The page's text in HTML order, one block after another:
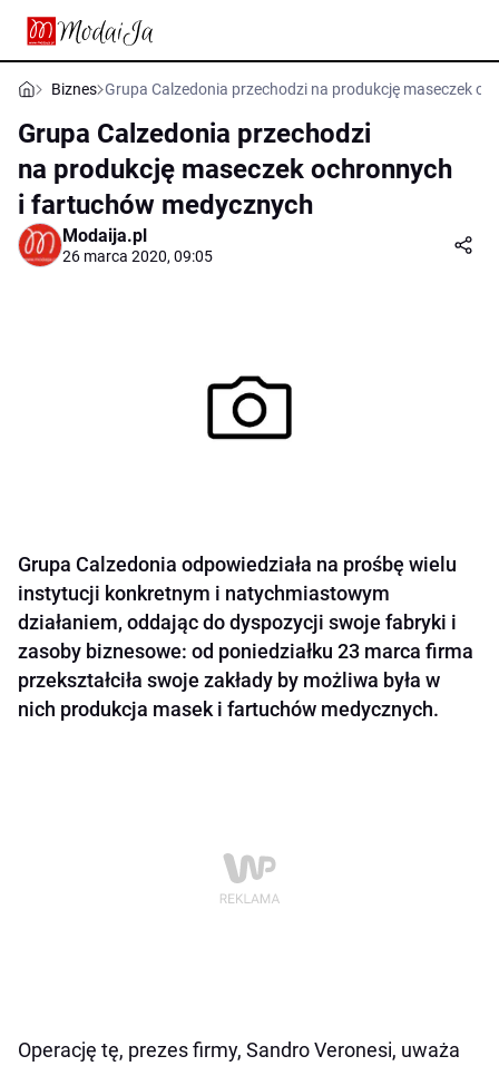
Biznes Grupa Calzedonia przechodzi na produkcję maseczek
Grupa Calzedonia przechodzi
na produkcję maseczek ochronnych
i fartuchów medycznych
Modaija.pl
26 marca 2020, 09:05
Grupa Calzedonia odpowiedziała na prośbę wielu
instytucji konkretnym i natychmiastowym
działaniem, oddając do dyspozycji swoje fabryki i
zasoby biznesowe: od poniedziałku 23 marca firma
przekształciła swoje zakłady by możliwa była w
nich produkcja masek i fartuchów medycznych.
Operację tę, prezes firmy, Sandro Veronesi, uważa